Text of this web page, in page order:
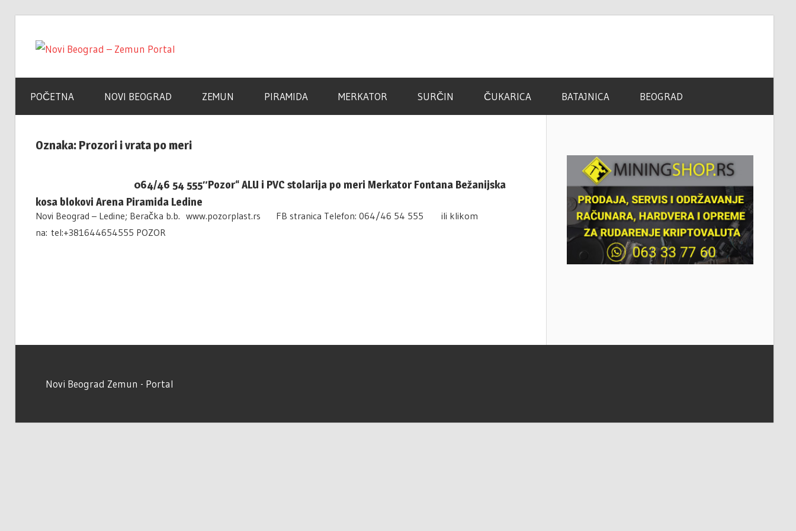
Beograd
–
Zemun
Adresar
POČETNA
NOVI BEOGRAD ZEMUN PIRAMIDA MERKATOR SURČIN ČUKARICA BATAJNICA BEOGRAD
Oznaka: Prozori i vrata po meri
064/46 54 555″Pozor“ ALU i PVC stolarija po meri Merkator Fontana Bežanijska
kosa blokovi Arena Piramida Ledine
Novi Beograd – Ledine; Beračka b.b. www.pozorplast.rs FB stranica Telefon: 064/46 54 555 ili klikom
na: tel:+381644654555 POZOR
Novi Beograd Zemun - Portal